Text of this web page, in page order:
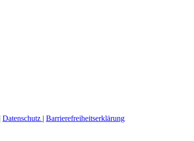
Datenschutz | Barrierefreiheitserklärung